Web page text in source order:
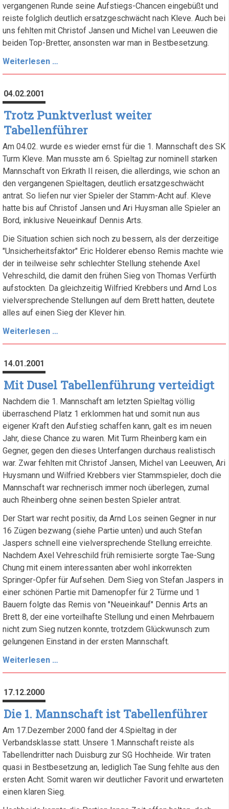
vergangenen Runde seine Aufstiegs-Chancen eingebüßt und
reiste folglich deutlich ersatzgeschwächt nach Kleve. Auch bei
uns fehlten mit Christof Jansen und Michel van Leeuwen die
beiden Top-Bretter, ansonsten war man in Bestbesetzung.
Weiterlesen …
Spitzen-
04.02.2001
Trotz Punktverlust weiter
Tabellenführer
Am 04.02. wurde es wieder ernst für die 1. Mannschaft des SK
Turm Kleve. Man musste am 6. Spieltag zur nominell starken
Mannschaft von Erkrath II reisen, die allerdings, wie schon an
den vergangenen Spieltagen, deutlich ersatzgeschwächt
antrat. So liefen nur vier Spieler der Stamm-Acht auf. Kleve
hatte bis auf Christof Jansen und Ari Huysman alle Spieler an
Bord, inklusive Neueinkauf Dennis Arts.
Die Situation schien sich noch zu bessern, als der derzeitige
"Unsicherheitsfaktor" Eric Holderer ebenso Remis machte wie
der in teilweise sehr schlechter Stellung stehende Axel
Vehreschild, die damit den frühen Sieg von Thomas Verfürth
aufstockten. Da gleichzeitig Wilfried Krebbers und Arnd Los
vielversprechende Stellungen auf dem Brett hatten, deutete
alles auf einen Sieg der Klever hin.
Weiterlesen …
Punktverlust
14.01.2001
Mit Dusel Tabellenführung verteidigt
Nachdem die 1. Mannschaft am letzten Spieltag völlig
überraschend Platz 1 erklommen hat und somit nun aus
eigener Kraft den Aufstieg schaffen kann, galt es im neuen
Jahr, diese Chance zu waren. Mit Turm Rheinberg kam ein
Gegner, gegen den dieses Unterfangen durchaus realistisch
war. Zwar fehlten mit Christof Jansen, Michel van Leeuwen, Ari
Huysmann und Wilfried Krebbers vier Stammspieler, doch die
Mannschaft war rechnerisch immer noch überlegen, zumal
auch Rheinberg ohne seinen besten Spieler antrat.
Der Start war recht positiv, da Arnd Los seinen Gegner in nur
16 Zügen bezwang (siehe Partie unten) und auch Stefan
Jaspers schnell eine vielversprechende Stellung erreichte.
Nachdem Axel Vehreschild früh remisierte sorgte Tae-Sung
Chung mit einem interessanten aber wohl inkorrekten
Springer-Opfer für Aufsehen. Dem Sieg von Stefan Jaspers in
einer schönen Partie mit Damenopfer für 2 Türme und 1
Bauern folgte das Remis von "Neueinkauf" Dennis Arts an
Brett 8, der eine vorteilhafte Stellung und einen Mehrbauern
nicht zum Sieg nutzen konnte, trotzdem Glückwunsch zum
gelungenen Einstand in der ersten Mannschaft.
Weiterlesen …
Dusel
17.12.2000
Die 1. Mannschaft ist Tabellenführer
Am 17.Dezember 2000 fand der 4.Spieltag in der
Verbandsklasse statt. Unsere 1.Mannschaft reiste als
Tabellendritter nach Duisburg zur SG Hochheide. Wir traten
quasi in Bestbesetzung an, lediglich Tae Sung fehlte aus den
ersten Acht. Somit waren wir deutlicher Favorit und erwarteten
einen klaren Sieg.